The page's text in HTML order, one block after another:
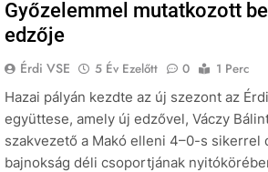
Győzelemmel mutatkozott
edzője
Érdi VSE 5 Év Ezelőtt 0
1 Perc
Hazai pályán kezdte az új szezont az
együttese, amely új edzővel, Váczy
szakvezető a Makó elleni 4–0-s sikerrel
bajnokság déli csoportjának